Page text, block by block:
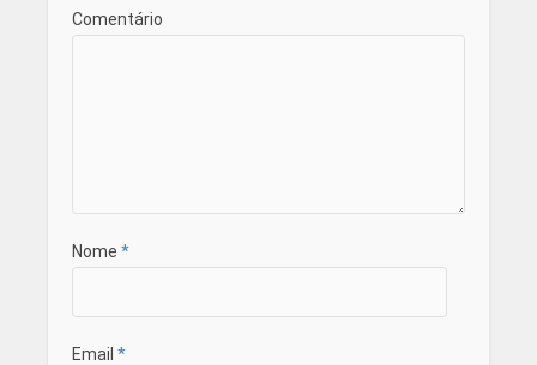
Comentário
Nome *
Email *